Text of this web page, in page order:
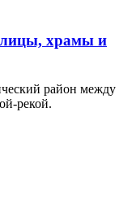
храмы и
район между
рекой.